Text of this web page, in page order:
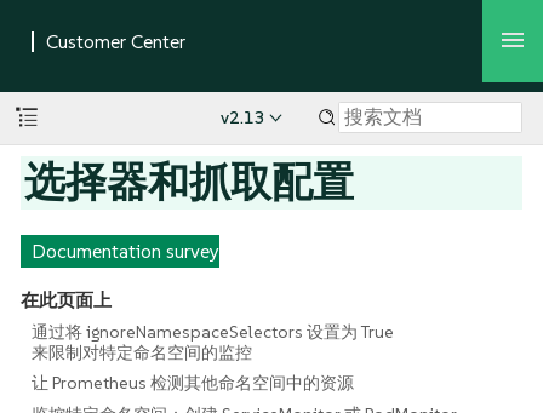
v2.13
选择器和抓取配置
Documentation survey
在此页面上
通过将 ignoreNamespaceSelectors 设置为 True
来限制对特定命名空间的监控
让 Prometheus 检测其他命名空间中的资源